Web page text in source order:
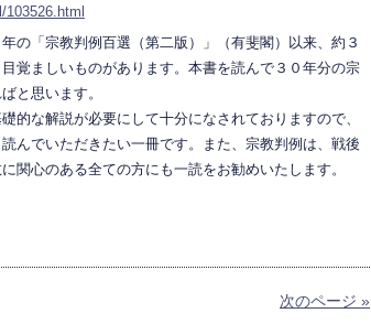
の「宗教判例百選（第二版）」（有斐閣）以来、約３
覚ましいものがあります。本書を読んで３０年分の宗
と思います。
的な解説が必要にして十分になされておりますので、
んでいただきたい一冊です。また、宗教判例は、戦後
関心のある全ての方にも一読をお勧めいたします。
次のページ »